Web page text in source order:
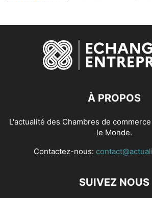
À PROPOS
L'actualité des Chambres de
le Monde.
Contactez-nous:
SUIVEZ NOUS